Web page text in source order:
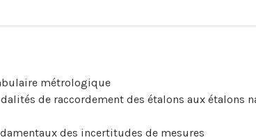
métrologique
de raccordement des étalons aux étalons
des incertitudes de mesures